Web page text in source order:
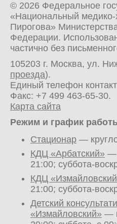
© 2026 Федеральное
«Национальный
Пирогова»
Федерации.
частично без
105203 г. Москва, ул.
проезда).
Единый телефон
Факс: +7 499 463-65-30.
Карта сайта
Режим и график
Стационар —
КДЦ «Арбатский» —
21:00; суббота-
КДЦ
21:00; суббота-
Детский
«Измайловский» —